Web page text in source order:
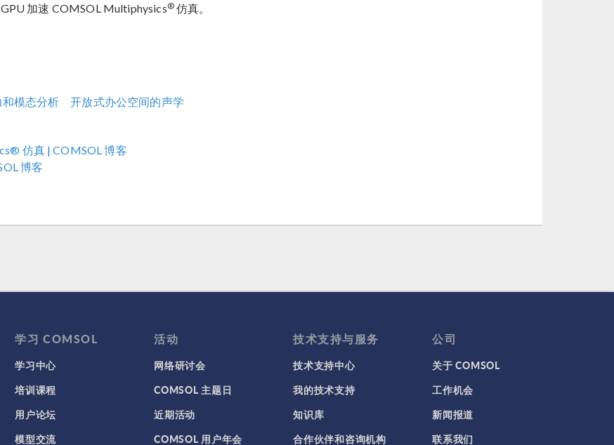
加速 COMSOL Multiphysics®仿真。
模态分析 开放式办公空间的声学
仿真 | COMSOL 博客
博客
学习 COMSOL
学习中心
培训课程
用户论坛
模型交流
活动
网络研讨会
COMSOL 主题日
近期活动
COMSOL 用户年会
技术支持与服务
技术支持中心
我的技术支持
知识库
合作伙伴和咨询机构
公司
关于 COMSOL
工作机会
新闻报道
联系我们